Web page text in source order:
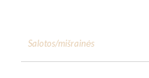
Salotos/mišrainės